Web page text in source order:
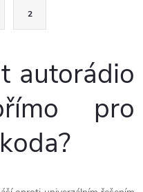
2
autorádio
pro